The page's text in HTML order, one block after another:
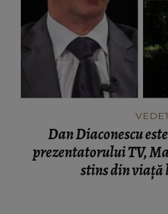
Dan Diaconescu
prezentatorului TV,
stins din viață